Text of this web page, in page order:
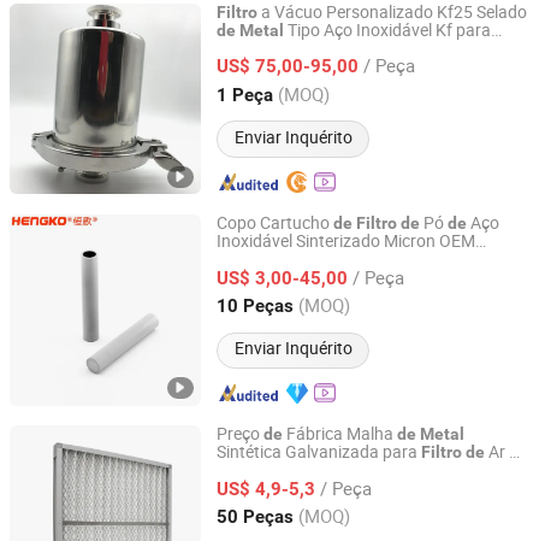
Filtro a Vácuo Personalizado Kf25 Selado
de Metal Tipo Aço Inoxidável Kf para
US$ 75,00-95,00 / Peça
1 Peça (MOQ)
Enviar Inquérito
Wuhan Harvest Electrical Engineering Co., Ltd.
Hubei, China Desde 2020
Copo Cartuchode Filtrode Póde Aço
Inoxidável Sinterizado Micron OEM
Cristais Ultrafinos 316L
US$ 3,00-45,00 / Peça
10 Peças (MOQ)
Enviar Inquérito
Hengko Technology Co., Ltd.
Desde 2024
Preçode Fábrica Malha de Metal
Sintética Galvanizada para Filtrode Ar de
US$ 4,9-5,3 / Peça
50 Peças (MOQ)
Suzhou National Purification Technology Co., Ltd.
Jiangsu, China Desde 2024